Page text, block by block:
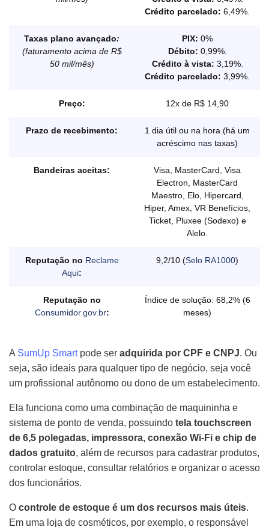
Crédito parcelado: 6,49%.
Taxas plano avançado:
(faturamento acima de R$
50 mil/mês)
PIX: 0%
Débito: 0,99%.
Crédito à vista: 3,19%.
Crédito parcelado: 3,99%.
Preço: 12x de R$ 14,90
Prazo de recebimento:
1 dia útil ou na hora (há um
acréscimo nas taxas)
Bandeiras aceitas:
Visa, MasterCard, Visa
Electron, MasterCard
Maestro, Elo, Hipercard,
Hiper, Amex, VR Benefícios,
Ticket, Pluxee (Sodexo) e
Alelo.
Reputação no Reclame
Aqui:
9,2/10 (Selo RA1000)
Reputação no
Consumidor.gov.br:
Índice de solução: 68,2% (6
meses)
A SumUp Smartpode ser adquirida por CPF e CNPJ. Ou
seja, são ideais para qualquer tipo de negócio, seja você
um profissional autônomo ou dono de um estabelecimento.
Ela funciona como uma combinação de maquininha e
sistema de ponto de venda, possuindo tela touchscreen
de 6,5 polegadas, impressora, conexão Wi-Fi e chip de
dados gratuito, além de recursos para cadastrar produtos,
controlar estoque, consultar relatórios e organizar o acesso
dos funcionários.
O controle de estoque é um dos recursos mais úteis.
Em uma loja de cosméticos, por exemplo, o responsável